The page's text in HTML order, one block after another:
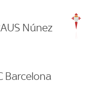
Núnez
Barcelona